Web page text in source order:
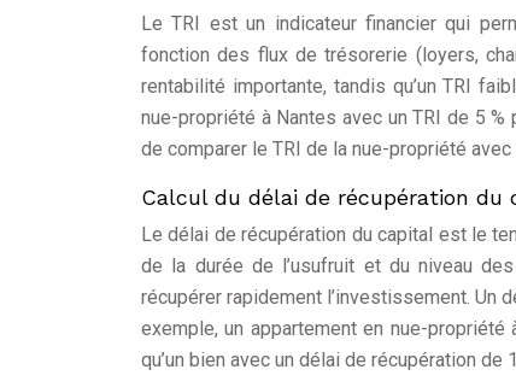
Le TRI est un indicateur financier qui
fonction des flux de trésorerie (loyers,
rentabilité importante, tandis qu’un TRI
nue-propriété à Nantes avec un TRI de 5
de comparer le TRI de la nue-propriété
Calcul du délai de récupération du
Le délai de récupération du capital est le
de la durée de l’usufruit et du niveau
récupérer rapidement l’investissement. Un
exemple, un appartement en nue-
qu’un bien avec un délai de récupération de